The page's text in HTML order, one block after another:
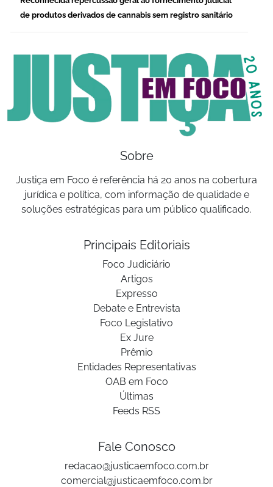
de produtos derivados de cannabis sem registro sanitário
Sobre
Justiça em Foco é referência há 20 anos na cobertura
jurídica e política, com informação de qualidade e
soluções estratégicas para um público qualificado.
Principais Editoriais
Foco Judiciário
Artigos
Expresso
Debate e Entrevista
Foco Legislativo
Ex Jure
Prêmio
Entidades Representativas
OAB em Foco
Últimas
Feeds RSS
Fale Conosco
redacao@justicaemfoco.com.br
comercial@justicaemfoco.com.br